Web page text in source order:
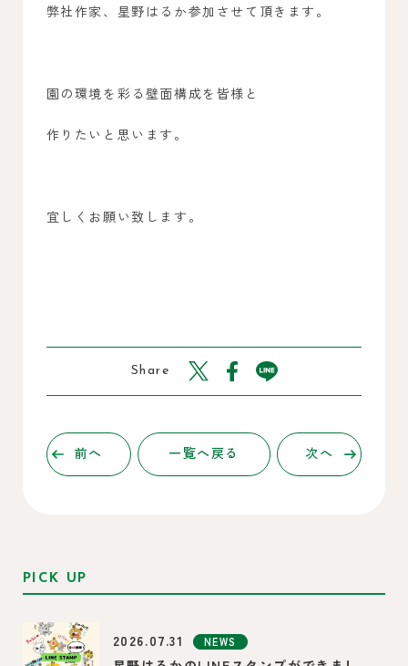
弊社作家、星野はるか参加させて頂きます。
園の環境を彩る壁面構成を皆様と
作りたいと思います。
宜しくお願い致します。
Share
前へ 一覧へ戻る 次へ
PICK UP
2026.07.31 NEWS